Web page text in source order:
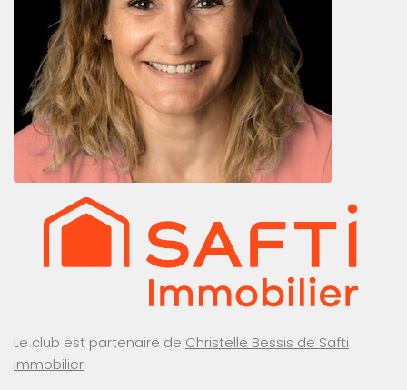
Le club est partenaire de Christelle Bessis de Safti
immobilier